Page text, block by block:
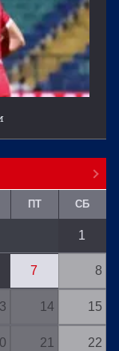
ПТ СБ
1
7 8
14 15
21 22